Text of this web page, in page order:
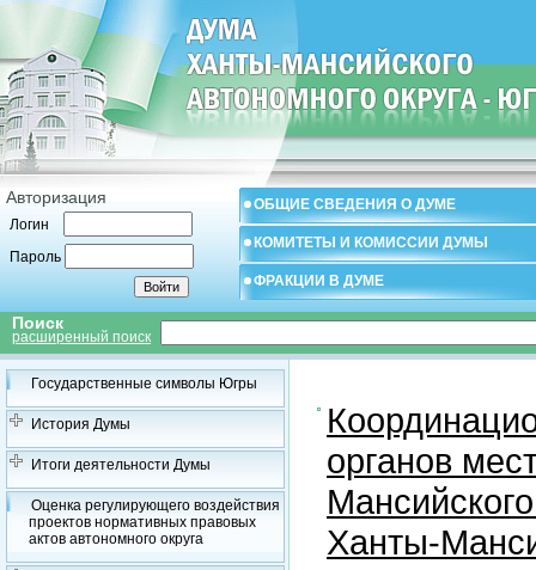
Авторизация
Логин
Пароль
ОБЩИЕ СВЕДЕНИЯ О ДУМЕ
КОМИТЕТЫ И КОМИССИИ ДУМЫ
ФРАКЦИИ В ДУМЕ
Поиск
расширенный поиск
Государственные символы Югры
История Думы
Итоги деятельности Думы
Оценка регулирующего воздействия
проектов нормативных правовых
актов автономного округа
органов
Ханты-